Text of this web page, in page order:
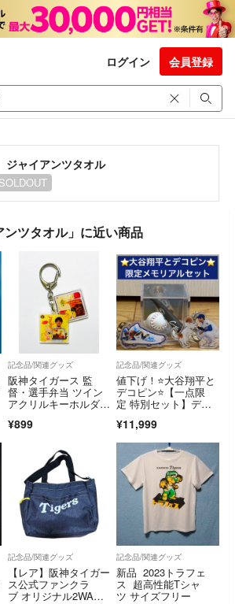
ログイン 会員登録
ャイアンツタオル
SOLDOUT
ツタオル」に近い商品
記念品/関連グッズ
阪神タイガース 監
督・選手弁当 ツイン
アクリルキーホルダ
¥899
記念品/関連グッズ
値下げ！⭐️大谷翔平と
デコピン⭐️【一点限
定 特別セット】ディ
ー✖︎2点 ドジャース サ
インプリントボール＆
バット
¥11,999
記念品/関連グッズ
【レア】阪神タイガー
ス公式ファンクラ
ブ オリジナル2WA
記念品/関連グッズ
新品 2023トラフェ
ス 超高性能Tシャ
ツ サイズフリー